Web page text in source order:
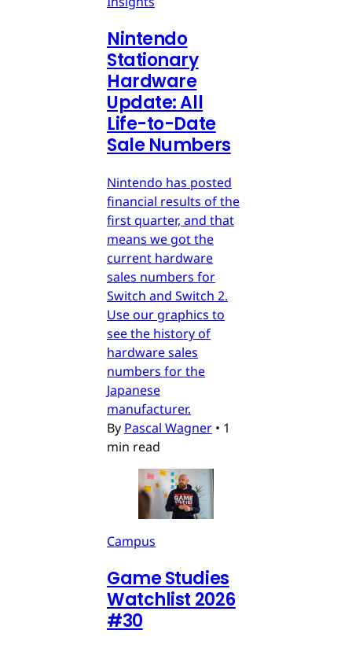
Nintendo
Stationary
Hardware
Update: All
Life-to-Date
Sale Numbers
Nintendo has posted
financial results of the
first quarter, and that
means we got the
current hardware
sales numbers for
Switch and Switch 2.
Use our graphics to
see the history of
hardware sales
numbers for the
Japanese
manufacturer.
By Pascal Wagner • 1
min read
Campus
Game Studies
Watchlist 2026
#30